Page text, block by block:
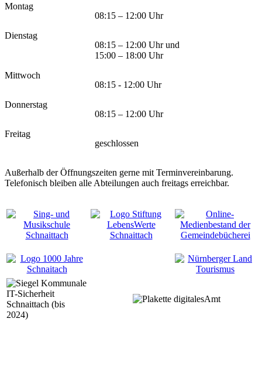
Montag
08:15 – 12:00 Uhr
Dienstag
08:15 – 12:00 Uhr und
15:00 – 18:00 Uhr
Mittwoch
08:15 - 12:00 Uhr
Donnerstag
08:15 – 12:00 Uhr
Freitag
geschlossen
Außerhalb der Öffnungszeiten gerne mit Terminvereinbarung.
Telefonisch bleiben alle Abteilungen auch freitags erreichbar.